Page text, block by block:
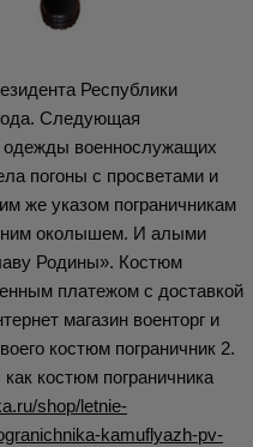
Республики
Следующая
одежды военнослужащих
погоны с просветами и
же указом пограничникам
околышем. И алыми
Родины». Костюм
платежом с доставкой
магазин военторг и
костюм пограничник 2.
костюм пограничника
shop/letnie-
kamuflyazh-pv-